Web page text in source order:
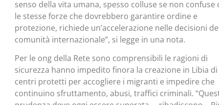
senso della vita umana, spesso colluse se non confuse
le stesse forze che dovrebbero garantire ordine e
protezione, richiede un’accelerazione nelle decisioni
comunità internazionale”, si legge in una nota.
Per le ong della Rete sono comprensibili le ragioni di
sicurezza hanno impedito finora la creazione in Libia di
centri protetti per accogliere i migranti e impedire che
continuino sfruttamento, abusi, traffici criminali.